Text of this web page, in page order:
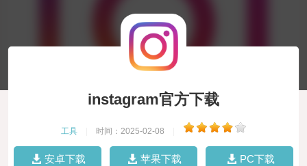
instagram官方下载
工具 时间：2025-02-08
安卓下载 苹果下载 PC下载